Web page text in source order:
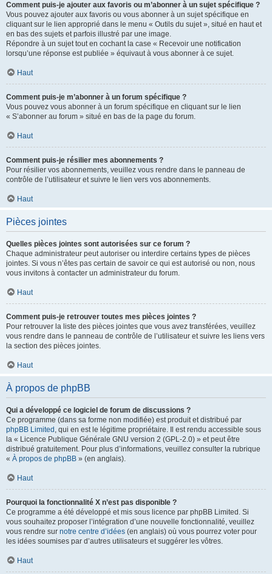
Comment puis-je ajouter aux favoris ou m’abonner à un sujet spécifique ?
Vous pouvez ajouter aux favoris ou vous abonner à un sujet spécifique en
cliquant sur le lien approprié dans le menu « Outils du sujet », situé en haut et
en bas des sujets et parfois illustré par une image.
Répondre à un sujet tout en cochant la case « Recevoir une notification
lorsqu’une réponse est publiée » équivaut à vous abonner à ce sujet.
Haut
Comment puis-je m’abonner à un forum spécifique ?
Vous pouvez vous abonner à un forum spécifique en cliquant sur le lien
« S’abonner au forum » situé en bas de la page du forum.
Haut
Comment puis-je résilier mes abonnements ?
Pour résilier vos abonnements, veuillez vous rendre dans le panneau de
contrôle de l’utilisateur et suivre le lien vers vos abonnements.
Haut
Pièces jointes
Quelles pièces jointes sont autorisées sur ce forum ?
Chaque administrateur peut autoriser ou interdire certains types de pièces
jointes. Si vous n’êtes pas certain de savoir ce qui est autorisé ou non, nous
vous invitons à contacter un administrateur du forum.
Haut
Comment puis-je retrouver toutes mes pièces jointes ?
Pour retrouver la liste des pièces jointes que vous avez transférées, veuillez
vous rendre dans le panneau de contrôle de l’utilisateur et suivre les liens vers
la section des pièces jointes.
Haut
À propos de phpBB
Qui a développé ce logiciel de forum de discussions ?
Ce programme (dans sa forme non modifiée) est produit et distribué par
phpBB Limited , qui en est le légitime propriétaire. Il est rendu accessible sous
la « Licence Publique Générale GNU version 2 (GPL-2.0) » et peut être
distribué gratuitement. Pour plus d’informations, veuillez consulter la rubrique
« À propos de phpBB » (en anglais).
Haut
Pourquoi la fonctionnalité X n’est pas disponible ?
Ce programme a été développé et mis sous licence par phpBB Limited. Si
vous souhaitez proposer l’intégration d’une nouvelle fonctionnalité, veuillez
vous rendre sur notre centre d’idées (en anglais) où vous pourrez voter pour
les idées soumises par d’autres utilisateurs et suggérer les vôtres.
Haut